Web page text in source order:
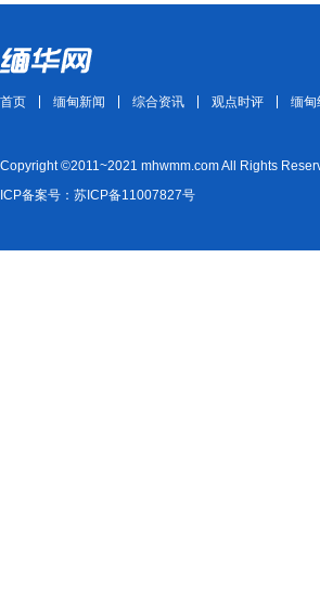
首页 缅甸新闻 综合资讯 观点时评 缅甸
Copyright ©2011~2021 mhwmm.com All Rights
ICP备案号：苏ICP备11007827号